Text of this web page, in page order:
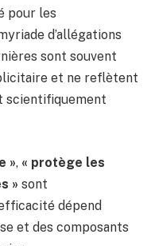
pour les
d’allégations
sont souvent
et ne reflètent
scientifiquement
», « protège les
» sont
dépend
et des composants